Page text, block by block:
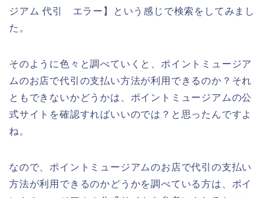
ジアム 代引 エラー】という感じで検索をしてみまし
た。
そのように色々と調べていくと、ポイントミュージア
ムのお店で代引の支払い方法が利用できるのか？それ
ともできないかどうかは、ポイントミュージアムの公
式サイトを確認すればいいのでは？と思ったんですよ
ね。
なので、ポイントミュージアムのお店で代引の支払い
方法が利用できるのかどうかを調べている方は、ポイ